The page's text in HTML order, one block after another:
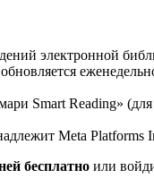
электронной
Smart Reading»
Meta Platforms
бесплатно или